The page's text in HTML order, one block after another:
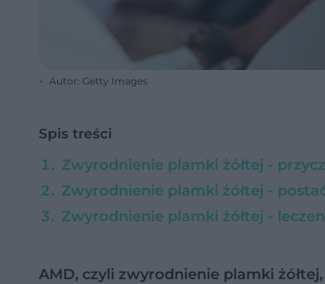
Autor: Getty Images
Spis treści
Zwyrodnienie plamki żółtej -
Zwyrodnienie plamki żółtej -
Zwyrodnienie plamki żółtej -
AMD, czyli zwyrodnienie plamki żółtej,